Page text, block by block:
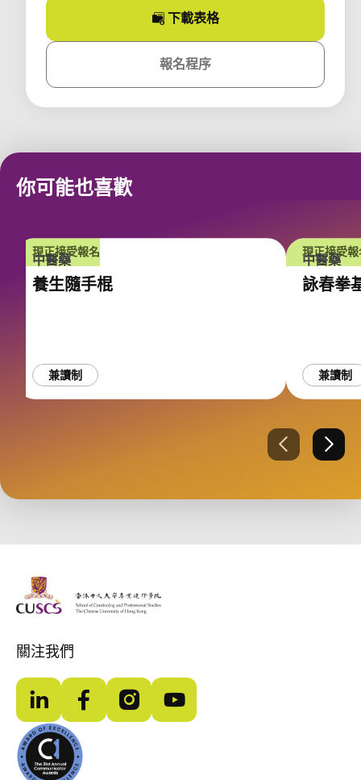
下載課程
表格
課程
報名程序
你可能也喜歡
現正接受報名
中醫藥
養生隨手棍
兼讀制
現正接受報
中醫藥
詠春拳
兼讀制
上一張 下一
The Chinese Univeristy of hong Kong
關注我們
LinkedInFacebookInstagramYouTube